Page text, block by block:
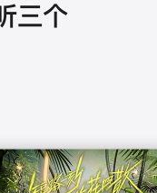
三个